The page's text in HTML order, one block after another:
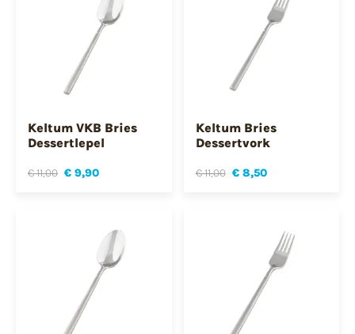
Keltum VKB Bries
Dessertlepel
€ 11,00 € 9,90
Keltum Bries
Dessertvork
€ 11,00 € 8,50